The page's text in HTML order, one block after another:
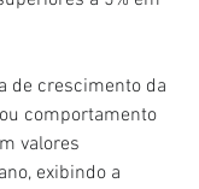
de crescimento da
comportamento
valores
exibindo a